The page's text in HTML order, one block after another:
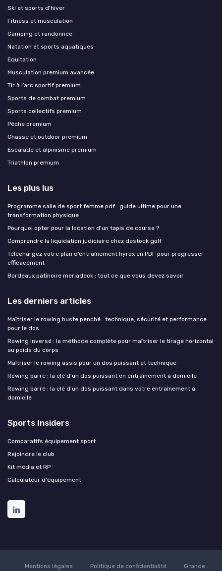
Ski et sports d'hiver
Fitness et musculation
Camping et randonnée
Natation et sports aquatiques
Equitation
Musculation premium avancée
Tir à l’arc sportif premium
Sports de combat premium
Sports collectifs premium
Pêche premium
Chasse et outdoor premium
Escalade et alpinisme premium
Triathlon premium
Les plus lus
Programme salle de sport femme pdf : guide ultime pour une
transformation physique
Pourquoi opter pour la location d'un tapis de course ?
Comprendre la liquidation judiciaire chez destock golf
Téléchargez votre plan d’entraînement hyrox en PDF pour progresser
efficacement
Bordeaux patinoire meriadeck : tout ce que vous devez savoir
Les derniers articles
Maîtriser le rowing buste penché : technique, sécurité et performance
pour le dos
Rowing inversé : la méthode complète pour maîtriser le tirage horizontal
au poids du corps
Maîtriser le rowing assis pour un dos puissant et technique
Rowing barre : la clé d’un dos puissant en entraînement à domicile
Rowing barre : la clé d’un dos puissant dans votre entraînement à
domicile
Sports Insiders
Comparatifs équipement sport
Rejoindre le club
Kit média et RP
Calculateur d'équipement
Mentions légales Politique de confidentialité
Grande